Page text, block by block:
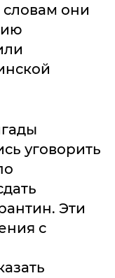
словам они
уговорить
Эти
с